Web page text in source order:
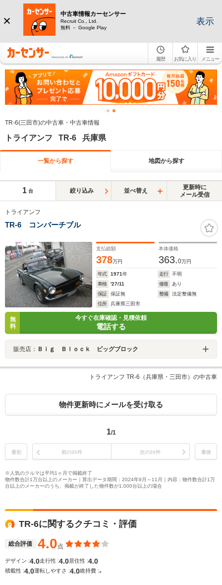
中古車情報カーセンサー
Recruit Co., Ltd.
無料 － Google Play
表示
履歴 お気に入り メニュー
TR-6(三田市)の中古車・中古車情報
トライアンフ TR-6 兵庫県
一覧から探す 地図から探す
1 台 絞り込み 並べ替え
更新時に
メール受信
トライアンフ
TR-6 コンバーチブル
支払総額
378万円
本体価格
363.0万円
年式 1971年 走行
不明
車検
'27/11 修復
あり
保証
保証無 整備
法定整備無
住所
兵庫県三田市
無
料
今すぐ在庫確認・見積依頼
電話する
販売店： Ｂｉｇ Ｂｌｏｃｋ ビッグブロック
トライアンフ TR-6（兵庫県・三田市）の中古車
物件更新時にメールを受け取る
1/1
最初 前の30件 次の30件 最後
※人気のクルマは平均1ヶ月で掲載終了
物件数合計1万台以上のメーカー｜算出データ期間：2024年9月～11月｜内容：物件数合計1万
台以上のメーカーのうち、掲載が終了した物件数が1,000台以上の場合
TR-6に関するクチコミ・評価
総合評価 4.0点
デザイン :4.0走行性 :4.0 居住性 :4.0
積載性 :4.0運転しやすさ :4.0維持費 :-